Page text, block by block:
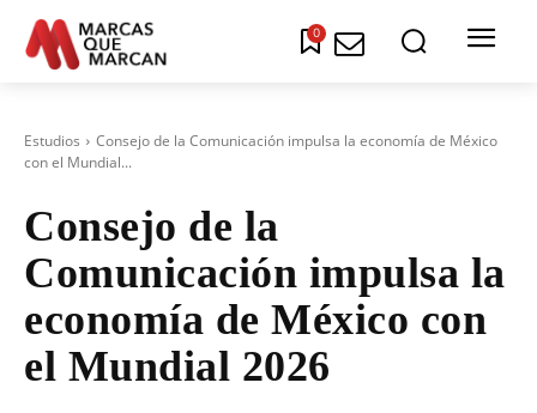
0
Estudios
Consejo de la Comunicación impulsa la economía de México
con el Mundial...
Consejo de la
Comunicación impulsa la
economía de México con
el Mundial 2026